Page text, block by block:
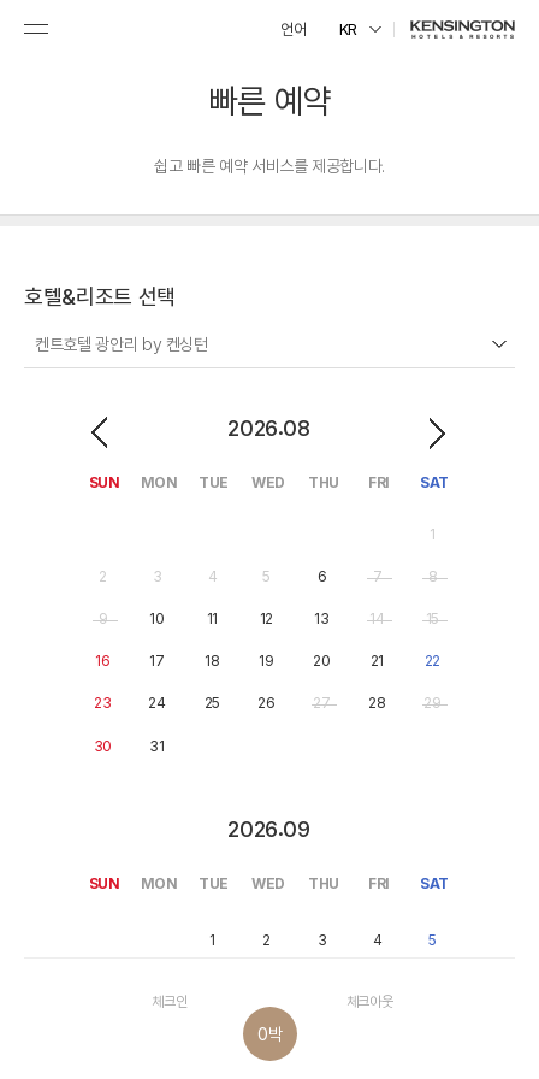
언어 KR
빠른 예약
쉽고 빠른 예약 서비스를 제공합니다.
호텔&리조트 선택
켄트호텔 광안리 by 켄싱턴
2026.08
SUN MON TUE WED THU FRI SAT
1
2 3 4 5 6 7 8
9 10 11 12 13 14 15
16 17 18 19 20 21 22
23 24 25 26 27 28 29
30 31
2026.09
SUN MON TUE WED THU FRI SAT
1 2 3 4 5
11
16
체크인
0박
체크아웃